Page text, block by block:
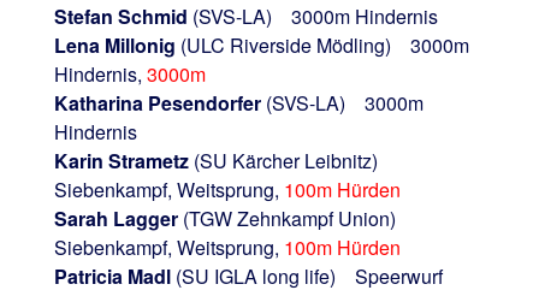
Stefan Schmid (SVS-LA) 3000m Hindernis
Lena Millonig (ULC Riverside Mödling) 3000m
Hindernis, 3000m
Katharina Pesendorfer(SVS-LA) 3000m
Hindernis
Karin Strametz (SU Kärcher Leibnitz)
Siebenkampf, Weitsprung, 100m Hürden
Sarah Lagger (TGW Zehnkampf Union)
Siebenkampf, Weitsprung, 100m Hürden
Patricia Madl (SU IGLA long life) Speerwurf